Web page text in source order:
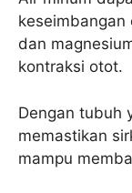
dan
kontraksi otot.
Dengan tubuh
memastikan
mampu